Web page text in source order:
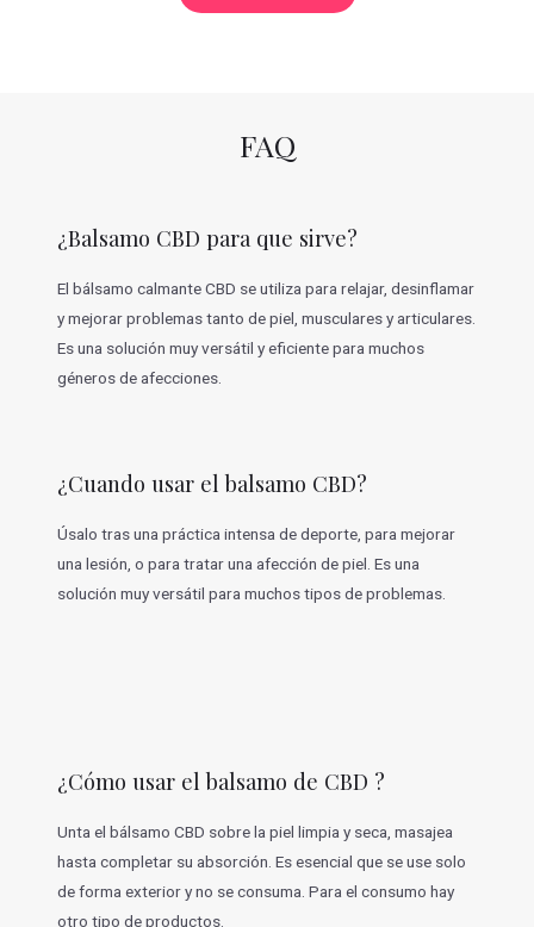
r
i
o
e
s
FAQ
¿Balsamo CBD para que sirve?
El bálsamo calmante CBD se utiliza para relajar, desinflamar
y mejorar problemas tanto de piel, musculares y articulares.
Es una solución muy versátil y eficiente para muchos
géneros de afecciones.
¿Cuando usar el balsamo CBD?
Úsalo tras una práctica intensa de deporte, para mejorar
una lesión, o para tratar una afección de piel. Es una
solución muy versátil para muchos tipos de problemas.
¿Cómo usar el balsamo de CBD ?
Unta el bálsamo CBD sobre la piel limpia y seca, masajea
hasta completar su absorción. Es esencial que se use solo
de forma exterior y no se consuma. Para el consumo hay
otro tipo de productos.